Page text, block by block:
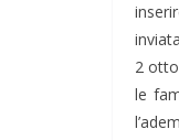
2
le